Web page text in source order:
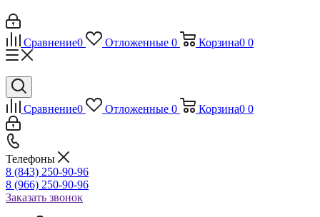
Сравнение0 Отложенные 0 Корзина0 0
Сравнение0 Отложенные 0 Корзина0 0
Телефоны
8 (843) 250-90-96
8 (966) 250-90-96
Заказать звонок